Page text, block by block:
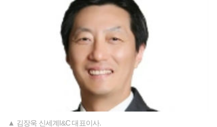
▲ 김장욱 신세계I&C 대표이사.